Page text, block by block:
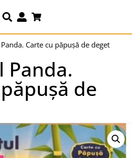
Carte cu păpușă de deget
Panda.
de